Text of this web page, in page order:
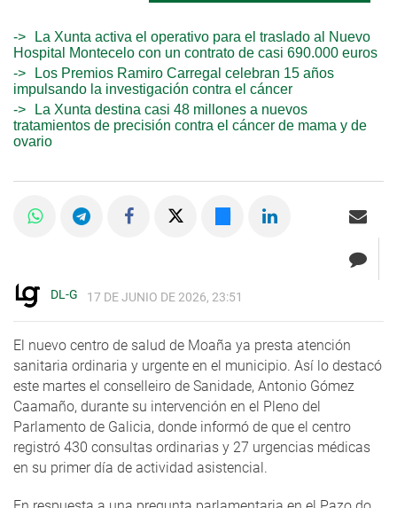
La Xunta activa el operativo para el traslado al Nuevo
Hospital Montecelo con un contrato de casi 690.000 euros
Los Premios Ramiro Carregal celebran 15 años
impulsando la investigación contra el cáncer
La Xunta destina casi 48 millones a nuevos
tratamientos de precisión contra el cáncer de mama y de
ovario
DL-G 17 DE JUNIO DE 2026, 23:51
El nuevo centro de salud de Moaña ya presta atención
sanitaria ordinaria y urgente en el municipio. Así lo destacó
este martes el conselleiro de Sanidade, Antonio Gómez
Caamaño, durante su intervención en el Pleno del
Parlamento de Galicia, donde informó de que el centro
registró 430 consultas ordinarias y 27 urgencias médicas
en su primer día de actividad asistencial.